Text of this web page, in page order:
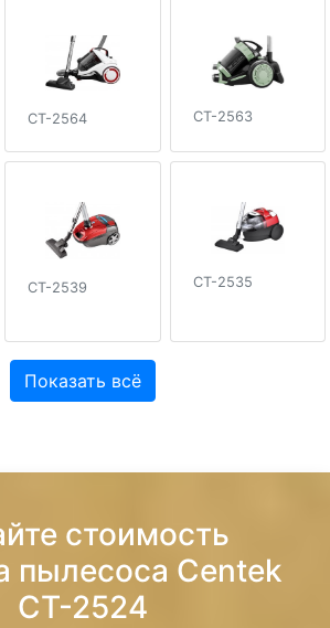
CT-2564
CT-2563
CT-2539 CT-2535
Показать всё
стоимость
пылесоса Centek
CT-2524